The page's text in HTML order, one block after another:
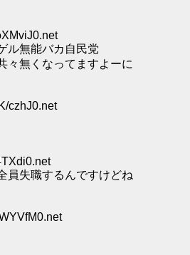
ル無能バカ自民党
々無くなってますよーに
czhJ0.net
員失職するんですけどね